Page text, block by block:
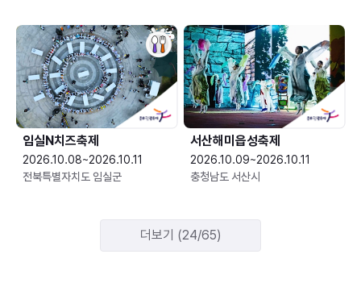
임실N치즈축제
2026.10.08~2026.10.11
전북특별자치도 임실군
서산해미읍성축제
2026.10.09~2026.10.11
충청남도 서산시
더보기 (24/65)